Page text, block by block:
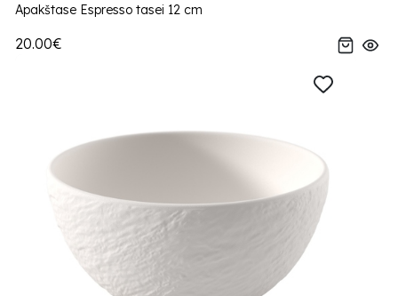
Apakštase Espresso tasei 12 cm
20.00€